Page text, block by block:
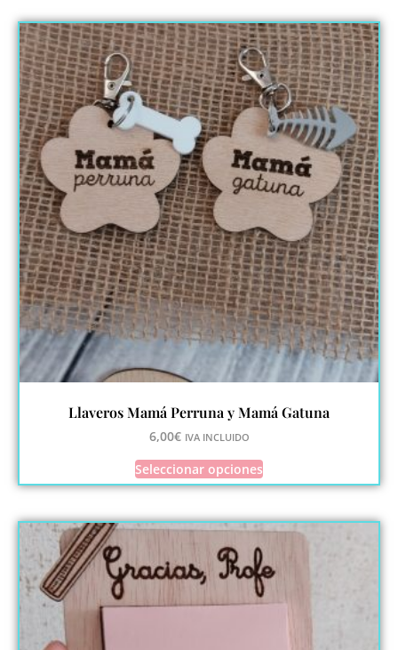
Llaveros Mamá Perruna y Mamá Gatuna
6,00€ IVA INCLUIDO
Seleccionar opciones